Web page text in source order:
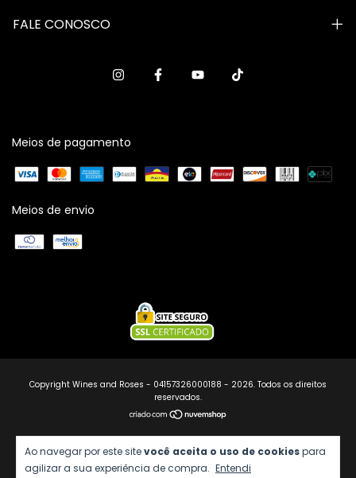
Ao navegar por este sitevocê aceita o uso de cookiespara
agilizar a sua experiência de compra. Entendi
FALE CONOSCO
Meios de pagamento
Meios de envio
Copyright Wines and Roses - 04157326000188 - 2026. Todos os direitos
reservados.